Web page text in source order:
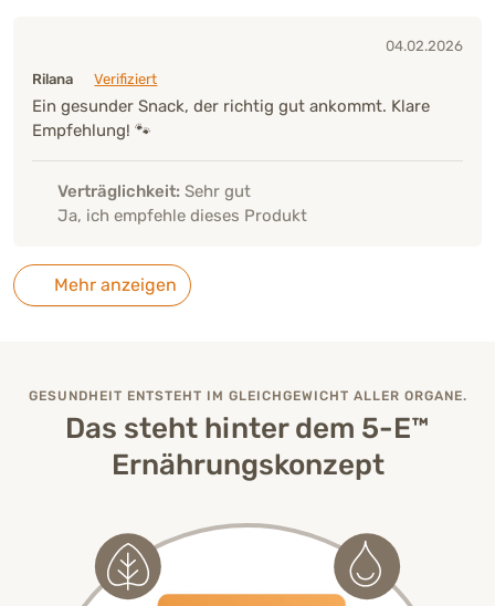
04.02.2026
Rilana
Verifiziert
Ein gesunder Snack, der richtig gut ankommt. Klare
Empfehlung! 🐾
Verträglichkeit: Sehr gut
Ja, ich empfehle dieses Produkt
Mehr anzeigen
GESUNDHEIT ENTSTEHT IM GLEICHGEWICHT ALLER ORGANE.
Das steht hinter dem 5-E™
Ernährungskonzept